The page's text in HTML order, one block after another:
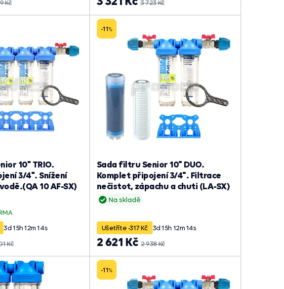
Kč
3 723 Kč
10" TRIO.
3/4". Snížení
10 AF-SX)
3d15h 12m 13s
Kč
-11%
Na skladě
Sada filtru Senior 10" DUO.
Komplet připojení 3/4". Filtrace
nečistot, zápachu a chuti (LA-SX)
Ušetříte -317 Kč 3d 15h 12m13s
2 938 Kč
2 621 Kč
-11%